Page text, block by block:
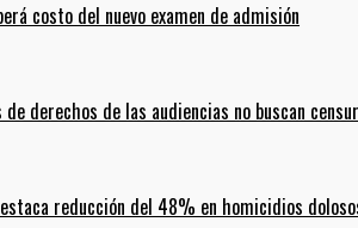
costo del nuevo examen de admisión
de derechos de las audiencias no buscan
reducción del 48% en homicidios